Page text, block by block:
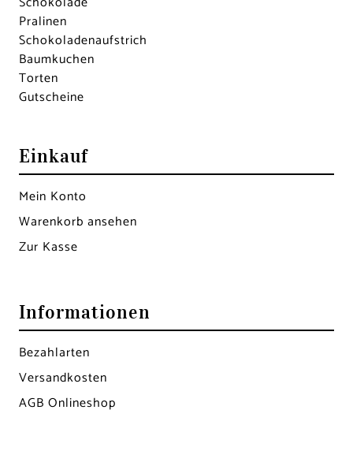
Pralinen
Schokoladen­aufstrich
Baumkuchen
Torten
Gutscheine
Einkauf
Mein Konto
Warenkorb ansehen
Zur Kasse
Informationen
Bezahlarten
Versandkosten
AGB Onlineshop